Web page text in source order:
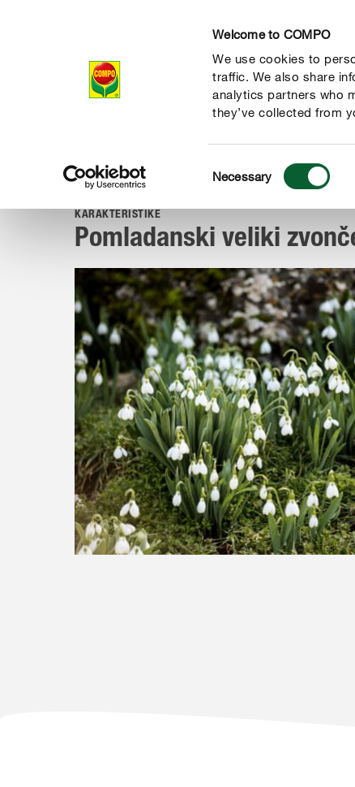
Welcome to COMPO
We use cookies to
traffic. We also share
analytics partners who
they’ve collected from
Selection
Necessary
Izdelki
COMPOVodiči Rastline od A do Ž Vrtne rastline
KARAKTERISTIKE
Pomladanski veliki